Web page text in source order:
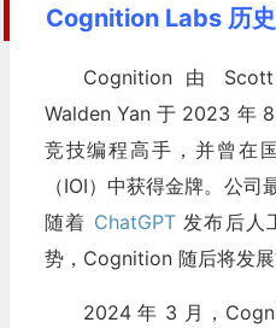
Cognition Labs 历
Cognition 由
Walden Yan 于 2023 年
竞技编程高手，并曾在
（IOI）中获得金牌。公司
随着 ChatGPT发布后人
势，Cognition 随后将发展
2024 年 3 月，